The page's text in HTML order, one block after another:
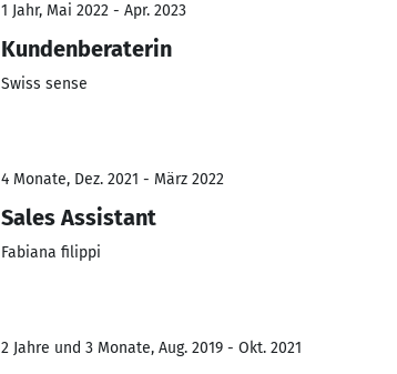
1 Jahr, Mai 2022 - Apr. 2023
Kundenberaterin
Swiss sense
4 Monate, Dez. 2021 - März 2022
Sales Assistant
Fabiana filippi
2 Jahre und 3 Monate, Aug. 2019 - Okt. 2021